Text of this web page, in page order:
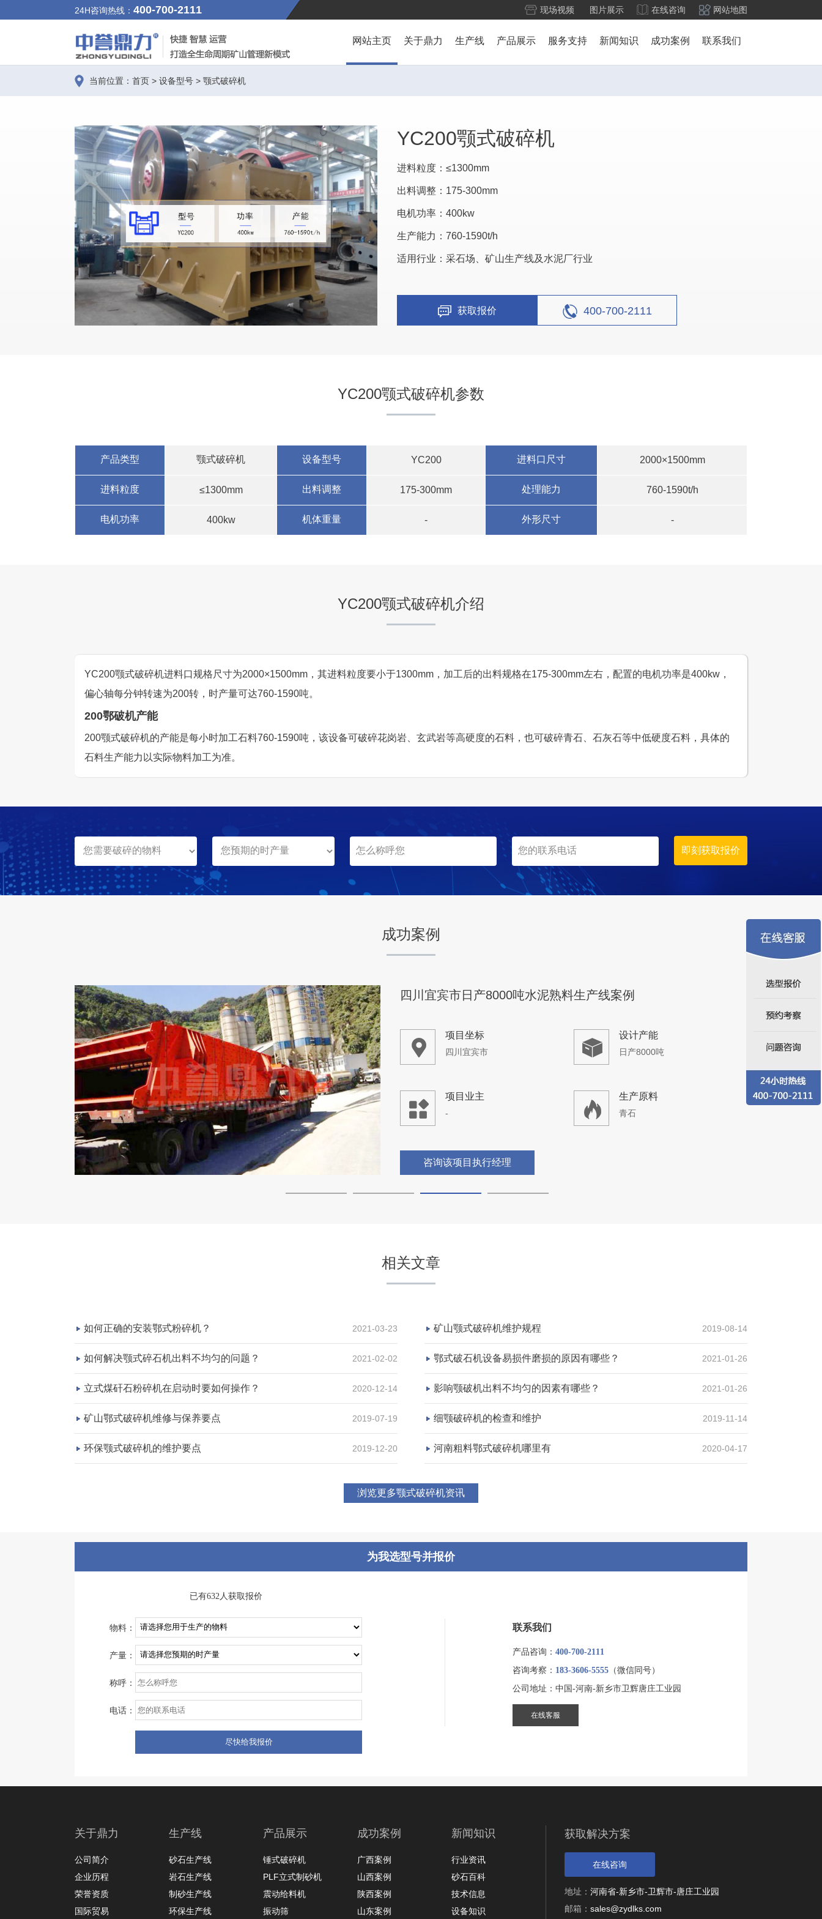
24H咨询热线： 400-700-2111 现场视频 图片展示 在线咨询 网站地图
网站主页 关于鼎力 生产线 产品展示 服务支持 新闻知识 成功案例 联系我们
当前位置： 首页 > 设备型号 > 颚式破碎机
YC200颚式破碎机
进料粒度：≤1300mm
出料调整：175-300mm
电机功率：400kw
生产能力：760-1590t/h
适用行业：采石场、矿山生产线及水泥厂行业
获取报价 400-700-2111
YC200颚式破碎机参数
产品类型 颚式破碎机 设备型号 YC200 进料口尺寸 2000×1500mm
进料粒度 ≤1300mm 出料调整 175-300mm 处理能力 760-1590t/h
电机功率 400kw 机体重量 - 外形尺寸 -
YC200颚式破碎机介绍
YC200颚式破碎机进料口规格尺寸为2000×1500mm，其进料粒度要小于1300mm，加工后的出料规格在175-300mm左右，配置的电机功率是400kw，
偏心轴每分钟转速为200转，时产量可达760-1590吨。
200鄂破机产能
200颚式破碎机的产能是每小时加工石料760-1590吨，该设备可破碎花岗岩、玄武岩等高硬度的石料，也可破碎青石、石灰石等中低硬度石料，具体的
石料生产能力以实际物料加工为准。
成功案例
四川凉山州时产100吨碎石生产线现场
- 山石
项目坐标 设计产能
项目业主 生产原料
咨询该项目执行经理
四川宜宾市日产8000吨水泥熟料生产线案例
项目坐标
四川宜宾市
设计产能
日产8000吨
项目业主
-
生产原料
青石
咨询该项目执行经理
项目业主
- 石灰岩、青石
咨询该项目执行经理
相关文章
如何正确的安装鄂式粉碎机？ 2021-03-23 矿山颚式破碎机维护规程 2019-08-14
如何解决颚式碎石机出料不均匀的问题？ 2021-02-02 鄂式破石机设备易损件磨损的原因有哪些？ 2021-01-26
立式煤矸石粉碎机在启动时要如何操作？ 2020-12-14 影响颚破机出料不均匀的因素有哪些？ 2021-01-26
矿山鄂式破碎机维修与保养要点 2019-07-19 细颚破碎机的检查和维护 2019-11-14
环保颚式破碎机的维护要点 2019-12-20 河南粗料鄂式破碎机哪里有 2020-04-17
浏览更多颚式破碎机资讯
为我选型号并报价
已有632人获取报价
物料：
产量：
称呼：
电话：
联系我们
产品咨询： 400-700-2111
咨询考察： 183-3606-5555 （微信同号）
公司地址：中国-河南-新乡市卫辉唐庄工业园
在线客服
关于鼎力
公司简介
企业历程
荣誉资质
国际贸易
生产线
砂石生产线
岩石生产线
制砂生产线
环保生产线
产品展示
锤式破碎机
PLF立式制砂机
震动给料机
振动筛
成功案例
广西案例
山西案例
陕西案例
山东案例
新闻知识
行业资讯
砂石百科
技术信息
设备知识
获取解决方案
在线咨询
地址： 河南省-新乡市-卫辉市-唐庄工业园
邮箱： sales@zydlks.com